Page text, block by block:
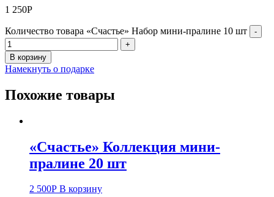
1 250Р
Количество товара «Счастье» Набор мини-пралине 10 шт
-
+
В корзину
Намекнуть о подарке
Похожие товары
«Счастье» Коллекция мини-
пралине 20 шт
2 500Р В корзину